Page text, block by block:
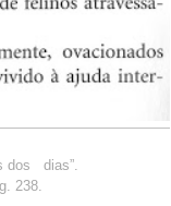
dos dias”.
238.